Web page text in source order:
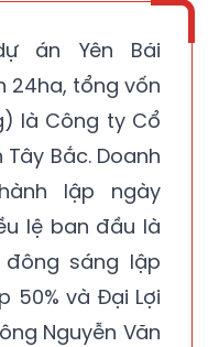
án Yên Bái
24ha, tổng vốn
là Công ty Cổ
Bắc. Doanh
lập ngày
lệ ban đầu là
sáng lập
50% và Đại Lợi
Nguyễn Văn